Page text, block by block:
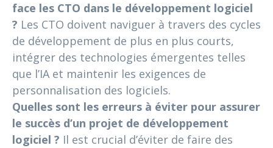
face les CTO dans le développement logiciel
? Les CTO doivent naviguer à travers des cycles
de développement de plus en plus courts,
intégrer des technologies émergentes telles
que l’IA et maintenir les exigences de
personnalisation des logiciels.
Quelles sont les erreurs à éviter pour assurer
le succès d’un projet de développement
logiciel ? Il est crucial d’éviter de faire des